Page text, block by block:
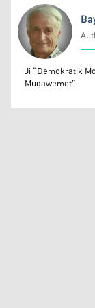
Bayram Ayaz
Ji “Demokratik
Muqawemet”